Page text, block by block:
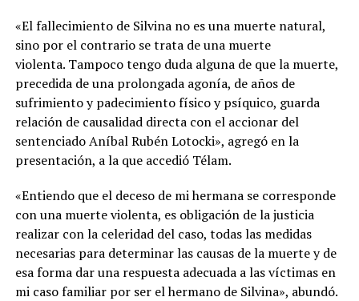
«El fallecimiento de Silvina no es una muerte natural,
sino por el contrario se trata de una muerte
violenta. Tampoco tengo duda alguna de que la muerte,
precedida de una prolongada agonía, de años de
sufrimiento y padecimiento físico y psíquico, guarda
relación de causalidad directa con el accionar del
sentenciado Aníbal Rubén Lotocki», agregó en la
presentación, a la que accedió Télam.
«Entiendo que el deceso de mi hermana se corresponde
con una muerte violenta, es obligación de la justicia
realizar con la celeridad del caso, todas las medidas
necesarias para determinar las causas de la muerte y de
esa forma dar una respuesta adecuada a las víctimas en
mi caso familiar por ser el hermano de Silvina», abundó.